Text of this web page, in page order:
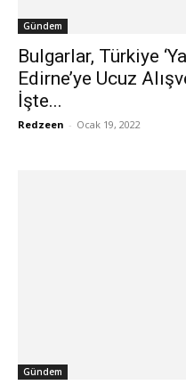
Gündem
Bulgarlar, Türkiye
Edirne’ye Ucuz
İşte...
Redzeen - Ocak 19, 2022
Gündem